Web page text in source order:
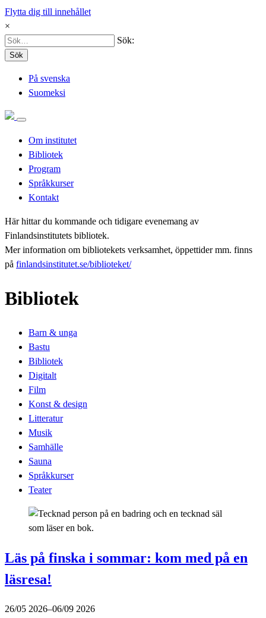
Flytta dig till innehållet
×
Sök:
Sök
På svenska
Suomeksi
Om institutet
Bibliotek
Program
Språkkurser
Kontakt
Här hittar du kommande och tidigare evenemang av
Finlandsinstitutets bibliotek.
Mer information om bibliotekets verksamhet, öppettider mm. finns
på finlandsinstitutet.se/biblioteket/
Bibliotek
Barn & unga
Bastu
Bibliotek
Digitalt
Film
Konst & design
Litteratur
Musik
Samhälle
Sauna
Språkkurser
Teater
Läs på finska i sommar: kom med på en
läsresa!
26/05 2026–06/09 2026